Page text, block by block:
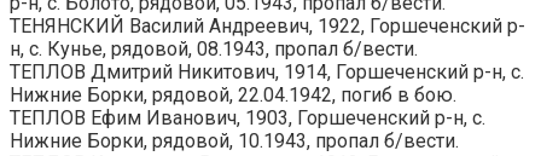
ТЕНЯНСКИЙ Василий Андреевич, 1922, Горшеченский р-
н, с. Кунье, рядовой, 08.1943, пропал б/вести.
ТЕПЛОВ Дмитрий Никитович, 1914, Горшеченский р-н, с.
Нижние Борки, рядовой, 22.04.1942, погиб в бою.
ТЕПЛОВ Ефим Иванович, 1903, Горшеченский р-н, с.
Нижние Борки, рядовой, 10.1943, пропал б/вести.